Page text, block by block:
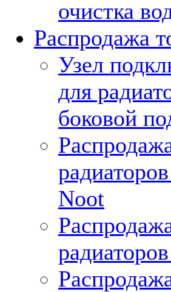
очистка
Распродажа
Узел
для
боковой
Noot